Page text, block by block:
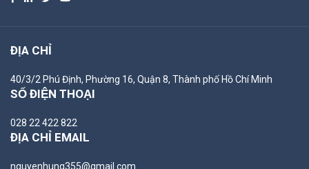
ĐỊA CHỈ
40/3/2 Phú Định, Phường 16, Quận 8, Thành phố Hồ Chí Minh
SỐ ĐIỆN THOẠI
028 22 422 822
ĐỊA CHỈ EMAIL
nguyenhung355@gmail.com